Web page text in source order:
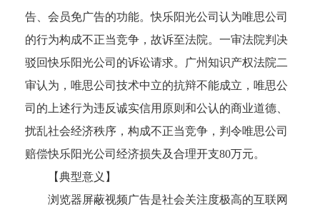
告、会员免广告的功能。快乐阳光公司认为唯思公司
的行为构成不正当竞争，故诉至法院。一审法院判决
驳回快乐阳光公司的诉讼请求。广州知识产权法院二
审认为，唯思公司技术中立的抗辩不能成立，唯思公
司的上述行为违反诚实信用原则和公认的商业道德、
扰乱社会经济秩序，构成不正当竞争，判令唯思公司
赔偿快乐阳光公司经济损失及合理开支80万元。
【典型意义】
浏览器屏蔽视频广告是社会关注度极高的互联网